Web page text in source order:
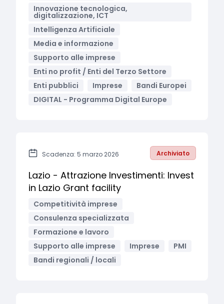
Innovazione tecnologica,
digitalizzazione, ICT
Intelligenza Artificiale
Media e informazione
Supporto alle imprese
Enti no profit / Enti del Terzo Settore
Enti pubblici
Imprese
Bandi Europei
DIGITAL - Programma Digital Europe
Scadenza: 5 marzo 2026 Archiviato
Lazio - Attrazione Investimenti: Invest
in Lazio Grant facility
Competitività imprese
Consulenza specializzata
Formazione e lavoro
Supporto alle imprese
Imprese
PMI
Bandi regionali / locali